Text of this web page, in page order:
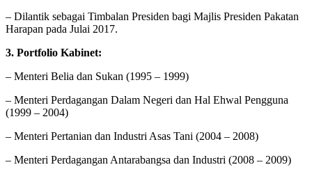
– Dilantik sebagai Timbalan Presiden bagi Majlis Presiden Pakatan
Harapan pada Julai 2017.
3. Portfolio Kabinet:
– Menteri Belia dan Sukan (1995 – 1999)
– Menteri Perdagangan Dalam Negeri dan Hal Ehwal Pengguna
(1999 – 2004)
– Menteri Pertanian dan Industri Asas Tani (2004 – 2008)
– Menteri Perdagangan Antarabangsa dan Industri (2008 – 2009)